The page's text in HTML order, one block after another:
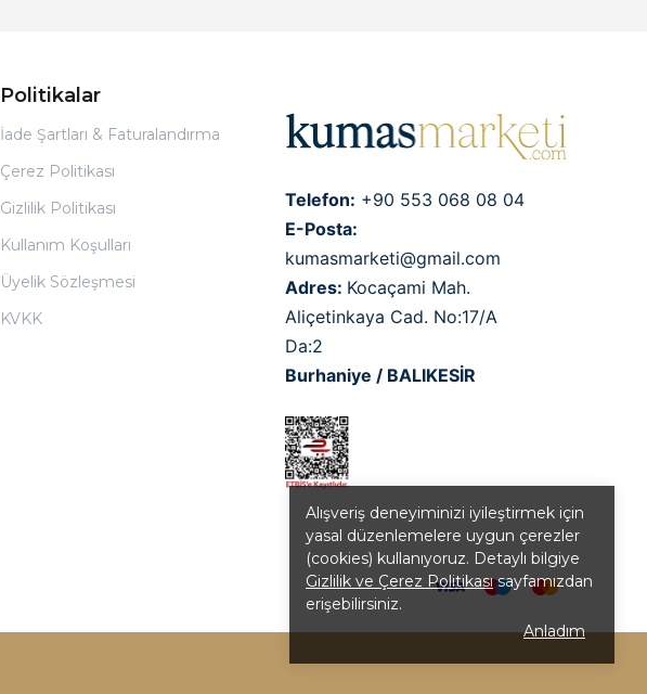
Alışveriş deneyiminizi iyileştirmek için
yasal düzenlemelere uygun çerezler
(cookies) kullanıyoruz. Detaylı bilgiye
Gizlilik ve Çerez Politikasısayfamızdan
erişebilirsiniz.
Anladım
Politikalar
İade Şartları & Faturalandırma
Çerez Politikası
Gizlilik Politikası
Kullanım Koşulları
Üyelik Sözleşmesi
KVKK
Telefon: +90 553 068 08 04
E-Posta:
kumasmarketi@gmail.com
Adres: Kocaçami Mah.
Aliçetinkaya Cad. No:17/A
Da:2
Burhaniye / BALIKESİR